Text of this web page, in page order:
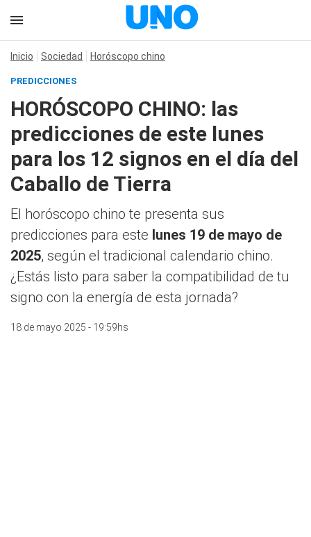
Inicio Sociedad Horóscopo chino
PREDICCIONES
HORÓSCOPO CHINO: las
predicciones de este lunes
para los 12 signos en el día del
Caballo de Tierra
El horóscopo chino te presenta sus
predicciones para este lunes 19 de mayo de
2025, según el tradicional calendario chino.
¿Estás listo para saber la compatibilidad de tu
signo con la energía de esta jornada?
18 de mayo 2025 - 19:59hs